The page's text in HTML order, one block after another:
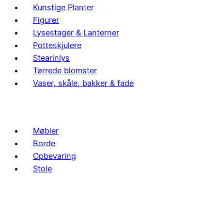
Kunstige Planter
Figurer
Lysestager & Lanterner
Potteskjulere
Stearinlys
Tørrede blomster
Vaser, skåle, bakker & fade
Møbler
Borde
Opbevaring
Stole